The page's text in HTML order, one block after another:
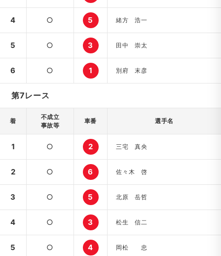
4 ○ 5 緒方 浩一
5 ○ 3 田中 崇太
6 ○ 1 別府 末彦
第7レース
着
不成立
事故等
車番 選手名
1 ○ 2 三宅 真央
2 ○ 6 佐々木 啓
3 ○ 5 北原 岳哲
4 ○ 3 松生 信二
5 ○ 4 岡松 忠